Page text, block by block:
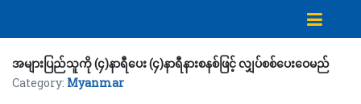
အများပြည်သူကို (၄)နာရီပေး (၄)နာရီနားစနစ်ဖြင့် လျှပ်စစ်ပေးဝေမည်
Category: Myanmar